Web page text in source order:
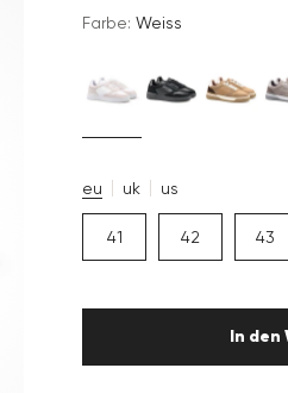
Farbe: Weiss
eu uk us
41 42 43
In den